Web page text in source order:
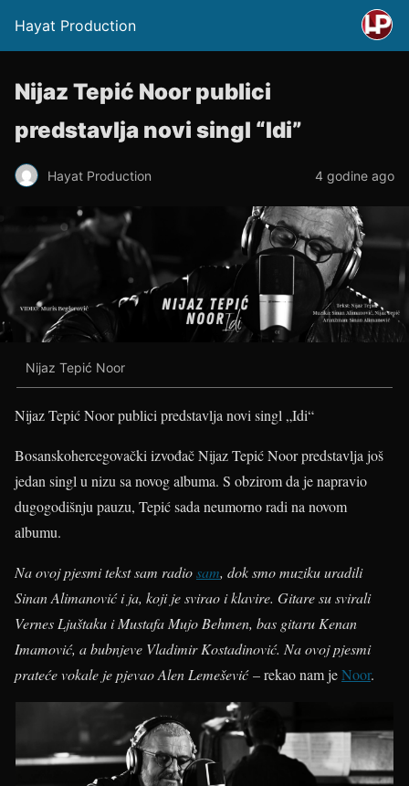
Hayat Production
Nijaz Tepić Noor publici
predstavlja novi singl “Idi”
Hayat Production 4 godine ago
Nijaz Tepić Noor
Nijaz Tepić Noor publici predstavlja novi singl „Idi“
Bosanskohercegovački izvođač Nijaz Tepić Noor predstavlja još
jedan singl u nizu sa novog albuma. S obzirom da je napravio
dugogodišnju pauzu, Tepić sada neumorno radi na novom
albumu.
Na ovoj pjesmi tekst sam radiosam, dok smo muziku uradili
Sinan Alimanović i ja, koji je svirao i klavire. Gitare su svirali
Vernes Ljuštaku i Mustafa Mujo Behmen, bas gitaru Kenan
Imamović, a bubnjeve Vladimir Kostadinović. Na ovoj pjesmi
prateće vokale je pjevao Alen Lemešević– rekao nam jeNoor.